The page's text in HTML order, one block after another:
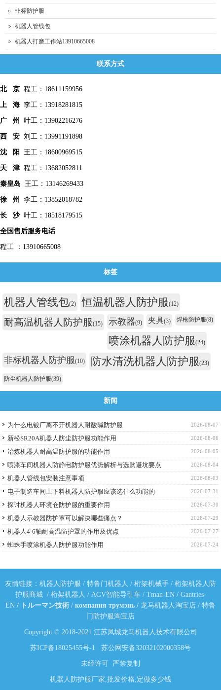
非标防护服
机器人管线包
机器人打磨工作站13910665008
联系方式
北 京 程工：18611159956
上 海 李工：13918281815
广 州 叶工：13902216276
西 安 刘工：13991191898
沈 阳 王工：18600969515
天 津 程工：13682052811
秦皇岛 王工：13146269433
徐 州 李工：13852018782
长 沙叶工：18518179515
全国售后服务电话
程工 ：13910665008
标签
机器人管线包(2) 恒温机器人防护服(12)
耐高温机器人防护服(15) 示教器(9) 夹具(3) 焊枪防护服(8)
喷涂机器人防护服(24)
非标机器人防护服(10) 防水清洗机器人防护服(23)
防尘机器人防护服(39)
新闻
2026-08-07
为什么电镀厂离不开机器人耐酸碱防护服
2026-08-06
新松SR20A机器人防尘防护服功能作用
2026-08-05
冶炼机器人耐高温防护服的功能作用
2026-08-04
喷漆车间机器人防静电防护服优势解析与选购避坑要点
2026-08-03
机器人管线包安装注意事项
2026-07-31
电子制造车间上下料机器人防护服应该选什么功能的
2026-07-30
探讨机器人环境仓防护服的重要作用
2026-07-29
机器人示教器防护罩可以解决哪些痛点？
2026-07-27
机器人4-6轴耐高温防护罩的作用及优点
2026-07-24
蜘蛛手喷涂机器人防护服功能作用
友情链接： 机器人防护服 / 特鲁门机器人 / 桁架机械手 / 桁架机器人防
护服商城/ 桁架机器人 / AGV智能导引车/ Tman-EN/ Gantries-
EN / トルーマン技術 / компания трумэнь / 龙马机器人淘宝店 / 特鲁
门防护服淘宝店
Copyright © 2018-2021 江苏凤城龙马机器人技术有限公司
苏ICP备18025455号-1 苏公网安备32032102000358号
未经许可 严禁复制
机器人防护服厂家,批发价格,定做多少钱